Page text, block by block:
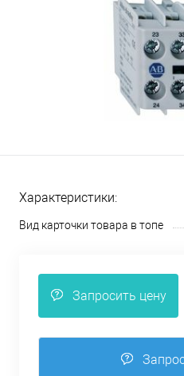
Характеристики:
Вид карточки товара в топе
Запросить цену